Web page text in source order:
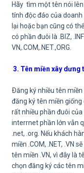
Hãy tìm một tên nói
tính độc đáo của
lại hoặc bạn cũng có
có phần đuôi là .BIZ,
VN,.COM,.NET.,ORG.
3. Tên miền xây dưng
Ðăng ký nhiều tên miền
đăng ký tên miền giống
rất nhiều phần đuôi
interrnet phần lớn vẫn
.net, .org. Nếu khách
miền .COM, .NET, .VN
tên miền .VN, vì đây là
chọn đăng ký các tên